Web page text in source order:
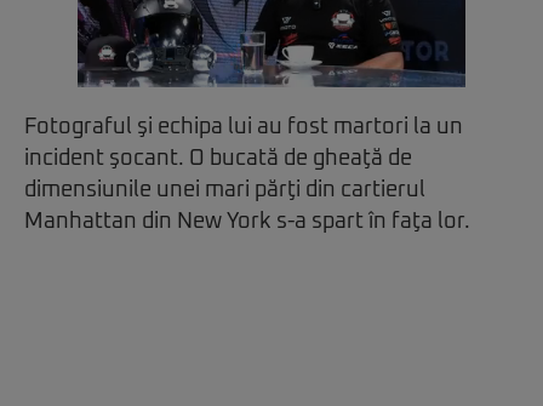
Fotograful şi echipa lui au fost martori la un
incident şocant. O bucată de gheaţă de
dimensiunile unei mari părţi din cartierul
Manhattan din New York s-a spart în faţa lor.